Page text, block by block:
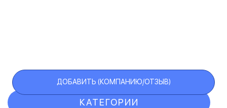
КАТЕГОРИИ
ДОБАВИТЬ (КОМПАНИЮ/ОТЗЫВ)